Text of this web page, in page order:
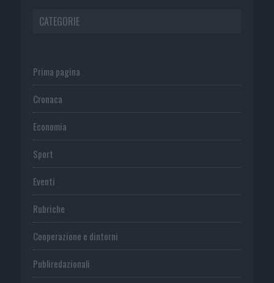
CATEGORIE
Prima pagina
Cronaca
Economia
Sport
Eventi
Rubriche
Cooperazione e dintorni
Publiredazionali